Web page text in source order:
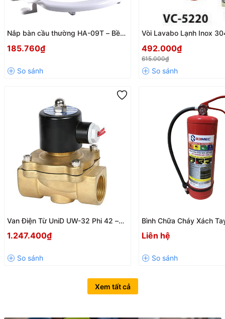
Nắp bàn cầu thường HA-09T – Bền
185.760₫
Vòi Lavabo Lạnh Inox
Lợi, Bền Bỉ
492.000₫
615.000₫
Van Điện Từ UniD UW-32 Phi 42 –
1.247.400₫
Bình Chữa Cháy Xách
4kg BQP – Chính Hãng
Phòng
Liên hệ
Xem tất cả